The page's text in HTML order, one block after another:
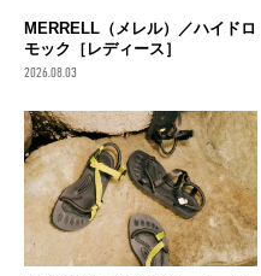
MERRELL（メレル）／ハイドロ
モック［レディース］
2026.08.03